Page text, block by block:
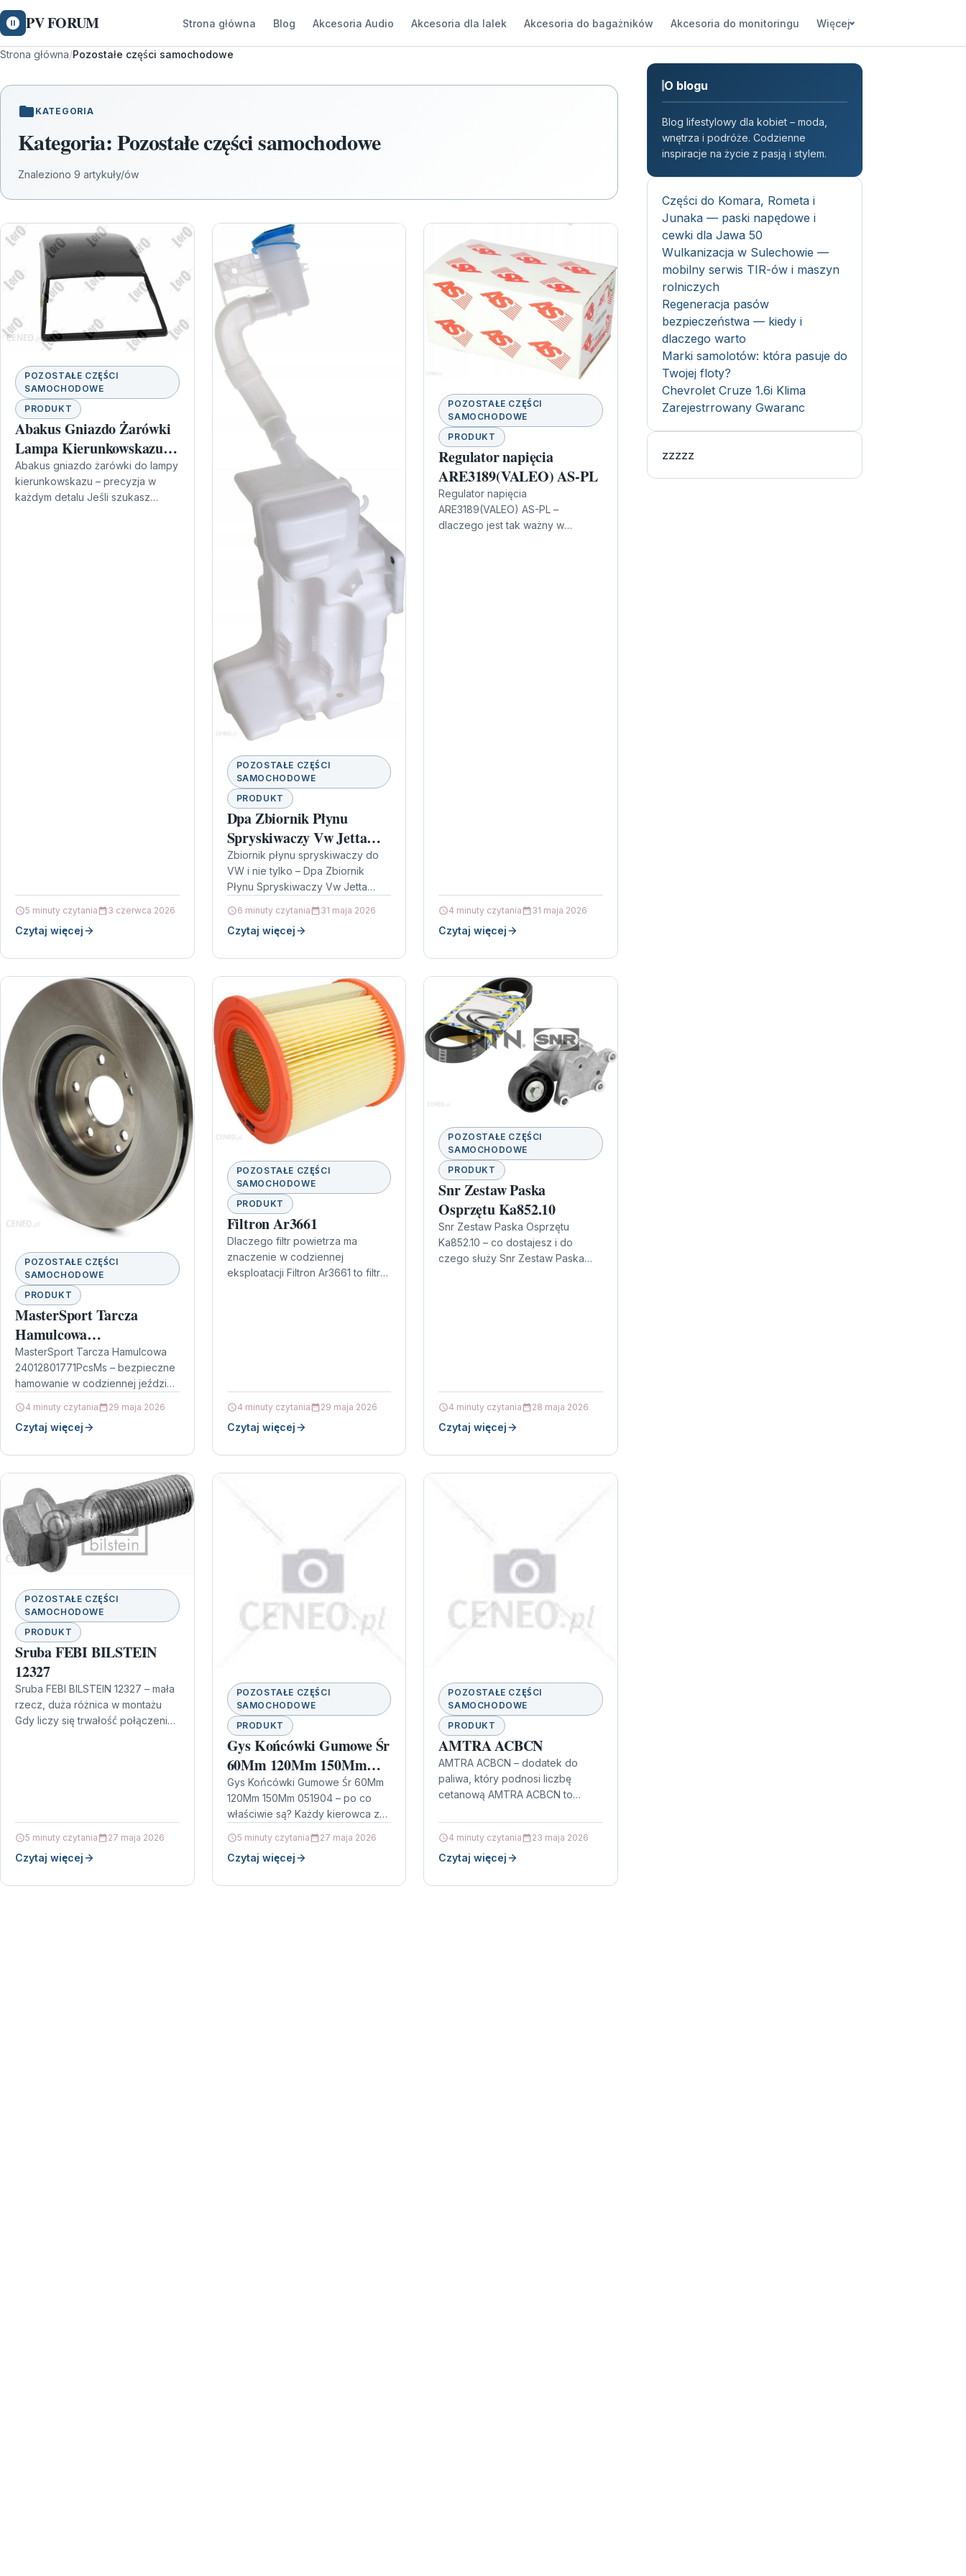
PV FORUM Strona główna Blog Akcesoria Audio Akcesoria dla lalek Akcesoria do bagażników Akcesoria do monitoringu Więcej
Strona główna/Pozostałe części samochodowe
KATEGORIA
Kategoria:Pozostałe części samochodowe
Znaleziono 9 artykuły/ów
POZOSTAŁE CZĘŚCI
SAMOCHODOWE
PRODUKT
Abakus Gniazdo Żarówki
Lampa Kierunkowskazu
052353122515
52353122515
Abakus gniazdo żarówki do lampy
kierunkowskazu – precyzja w
każdym detalu Jeśli szukasz
5 minuty czytania 3 czerwca 2026
Czytaj więcej
POZOSTAŁE CZĘŚCI
SAMOCHODOWE
PRODUKT
Dpa Zbiornik Płynu
Spryskiwaczy Vw Jetta
Beetle 5C
Zbiornik płynu spryskiwaczy do
VW i nie tylko – Dpa Zbiornik
Płynu Spryskiwaczy Vw Jetta
Twoim aucie brakuje…
6 minuty czytania 31 maja 2026
Czytaj więcej
POZOSTAŁE CZĘŚCI
SAMOCHODOWE
PRODUKT
Regulator napięcia
ARE3189(VALEO) AS-PL
Regulator napięcia
ARE3189(VALEO) AS-PL –
dlaczego jest tak ważny w
4 minuty czytania 31 maja 2026
Czytaj więcej
POZOSTAŁE CZĘŚCI
SAMOCHODOWE
PRODUKT
MasterSport Tarcza
Hamulcowa
24012801771PcsMs
24012801771Pcsms
MasterSport Tarcza Hamulcowa
24012801771PcsMs – bezpieczne
hamowanie w codziennej jeździe
kierowasz się nie tylko marką, ale
też parametrami, które realnie
4 minuty czytania 29 maja 2026
Czytaj więcej
POZOSTAŁE CZĘŚCI
SAMOCHODOWE
PRODUKT
Filtron Ar3661
Dlaczego filtr powietrza ma
znaczenie w codziennej
eksploatacji Filtron Ar3661 to filtr
4 minuty czytania 29 maja 2026
Czytaj więcej
POZOSTAŁE CZĘŚCI
SAMOCHODOWE
PRODUKT
Snr Zestaw Paska
Osprzętu Ka852.10
Snr Zestaw Paska Osprzętu
Ka852.10 – co dostajesz i do
czego służy Snr Zestaw Paska
4 minuty czytania 28 maja 2026
Czytaj więcej
POZOSTAŁE CZĘŚCI
SAMOCHODOWE
PRODUKT
Sruba FEBI BILSTEIN
12327
Sruba FEBI BILSTEIN 12327 – mała
rzecz, duża różnica w montażu
Gdy liczy się trwałość połączenia i
5 minuty czytania 27 maja 2026
Czytaj więcej
POZOSTAŁE CZĘŚCI
SAMOCHODOWE
PRODUKT
Gys Końcówki Gumowe Śr
60Mm 120Mm 150Mm
051904
Gys Końcówki Gumowe Śr 60Mm
120Mm 150Mm 051904 – po co
właściwie są? Każdy kierowca zna
zaczyna wpływać na…
5 minuty czytania 27 maja 2026
Czytaj więcej
POZOSTAŁE CZĘŚCI
SAMOCHODOWE
PRODUKT
AMTRA ACBCN
AMTRA ACBCN – dodatek do
paliwa, który podnosi liczbę
cetanową AMTRA ACBCN to
zwiększający liczbę cetanową,
przeznaczony dla osób, które…
4 minuty czytania 23 maja 2026
Czytaj więcej
O blogu
Blog lifestylowy dla kobiet – moda,
wnętrza i podróże. Codzienne
inspiracje na życie z pasją i stylem.
Części do Komara, Rometa i
Junaka — paski napędowe i
cewki dla Jawa 50
Wulkanizacja w Sulechowie —
mobilny serwis TIR-ów i maszyn
rolniczych
Regeneracja pasów
bezpieczeństwa — kiedy i
dlaczego warto
Marki samolotów: która pasuje do
Twojej floty?
Chevrolet Cruze 1.6i Klima
Zarejestrrowany Gwaranc
zzzzz